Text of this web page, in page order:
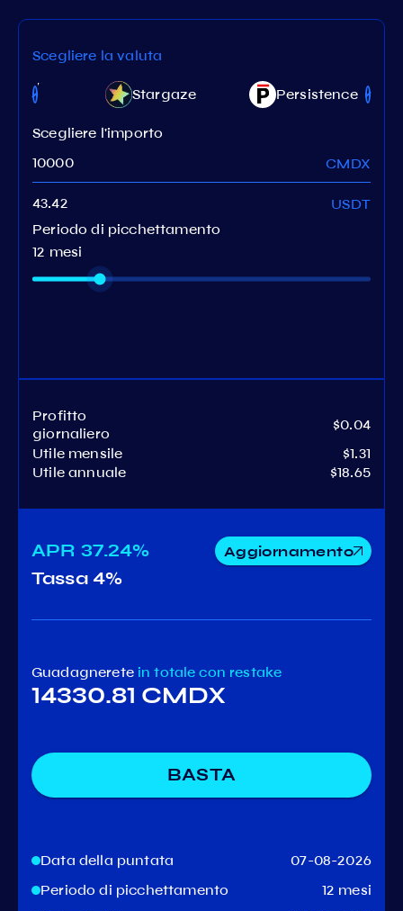
Scegliere la valuta
Stargaze Persistence
Scegliere l'importo
CMDX
USDT
Periodo di picchettamento
12 mesi
Profitto
giornaliero
$0.04
Utile mensile
$1.31
Utile annuale
$18.65
APR 37.24% Aggiornamento
Tassa4%
Guadagnerete in totale con restake
14330.81 CMDX
BASTA
Data della puntata
07-08-2026
Periodo di picchettamento
12 mesi